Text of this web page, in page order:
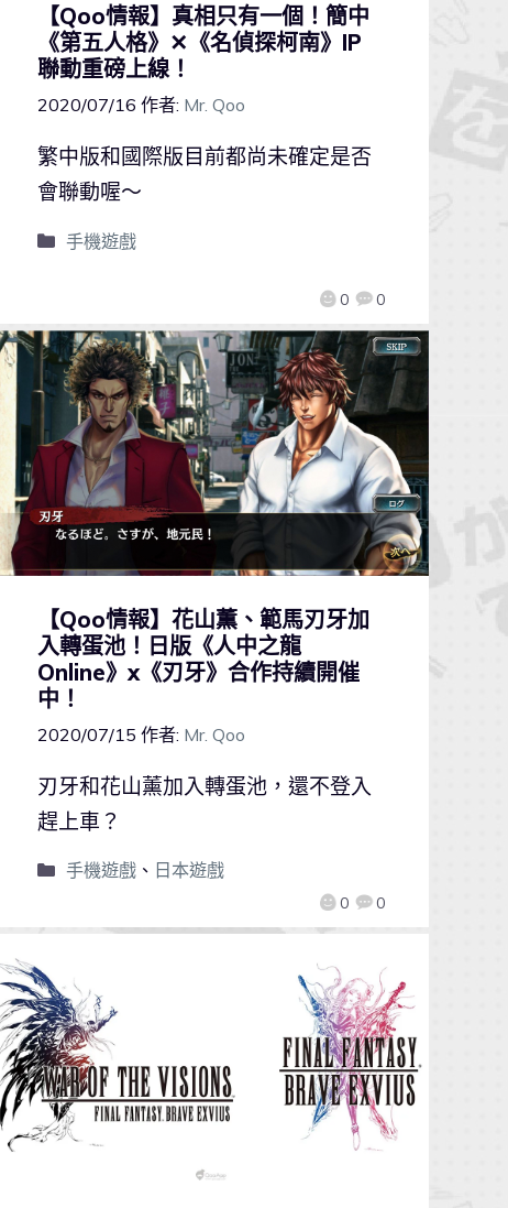
【Qoo情報】真相只有一個！簡中
《第五人格》✕《名偵探柯南》IP
聯動重磅上線！
2020/07/16 作者: Mr. Qoo
0 0
繁中版和國際版目前都尚未確定是否
會聯動喔～
手機遊戲
【Qoo情報】花山薫、範馬刃牙加
入轉蛋池！日版《人中之龍
Online》x《刃牙》合作持續開催
中！
2020/07/15 作者: Mr. Qoo
0 0
刃牙和花山薰加入轉蛋池，還不登入
趕上車？
手機遊戲、 日本遊戲